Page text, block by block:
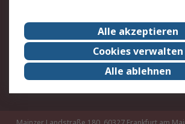
RS
Karriere bei RS
Qualität/Umwelt/ZertifikatePresse-
Event-Center
Alle akzeptieren
Cookies verwalten
Alle ablehnen